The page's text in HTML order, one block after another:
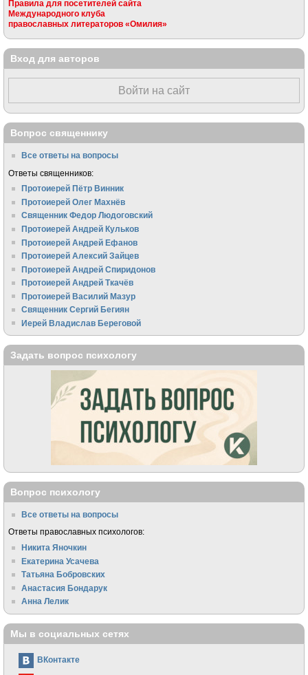
Правила для посетителей сайта
Международного клуба
православных литераторов «Омилия»
Вход для авторов
Войти на сайт
Вопрос священнику
Все ответы на вопросы
Ответы священников:
Протоиерей Пётр Винник
Протоиерей Олег Махнёв
Священник Федор Людоговский
Протоиерей Андрей Кульков
Протоиерей Андрей Ефанов
Протоиерей Алексий Зайцев
Протоиерей Андрей Спиридонов
Протоиерей Андрей Ткачёв
Протоиерей Василий Мазур
Священник Сергий Бегиян
Иерей Владислав Береговой
Задать вопрос психологу
Вопрос психологу
Все ответы на вопросы
Ответы православных психологов:
Никита Яночкин
Екатерина Усачева
Татьяна Бобровских
Анастасия Бондарук
Анна Лелик
Мы в социальных сетях
ВКонтакте